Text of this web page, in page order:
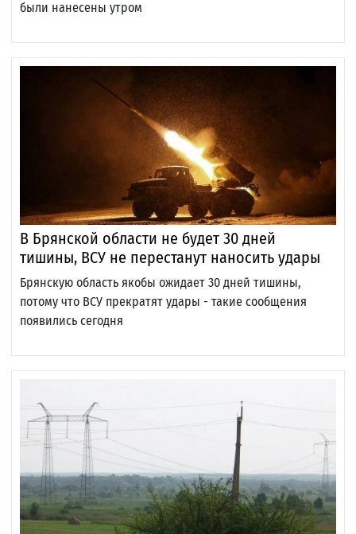
были нанесены утром
В Брянской области не будет 30 дней
тишины, ВСУ не перестанут наносить удары
Брянскую область якобы ожидает 30 дней тишины,
потому что ВСУ прекратят удары - такие сообщения
появились сегодня